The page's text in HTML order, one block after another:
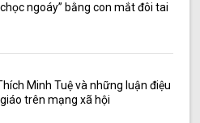
ngoáy” bằng con mắt đôi tai
Minh Tuệ và những luận điệu
trên mạng xã hội